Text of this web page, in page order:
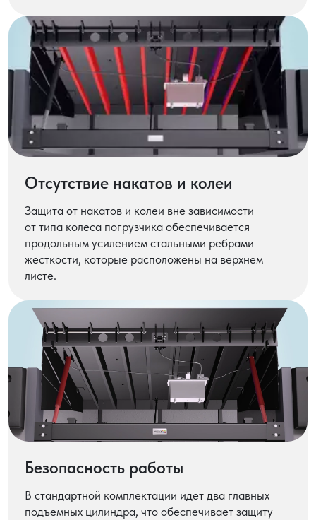
Отсутствие накатов и колеи
Защита от накатов и колеи вне зависимости
от типа колеса погрузчика обеспечивается
продольным усилением стальными ребрами
жесткости, которые расположены на верхнем
листе.
Безопасность работы
В стандартной комплектации идет два главных
подъемных цилиндра, что обеспечивает защиту